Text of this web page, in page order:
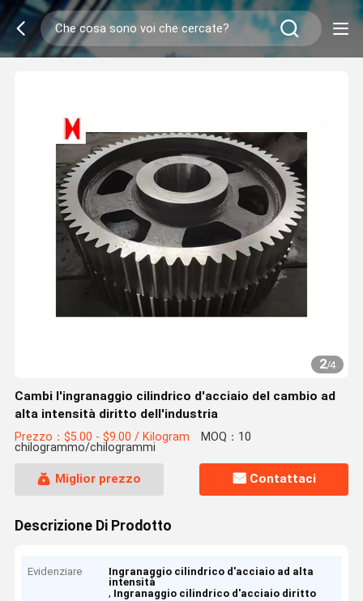
2/4
Cambi l'ingranaggio cilindrico d'acciaio del cambio ad
alta intensità diritto dell'industria
Prezzo：$5.00 - $9.00 / Kilogram MOQ：10
chilogrammo/chilogrammi
Miglior prezzo Contattaci
Descrizione Di Prodotto
Evidenziare
Ingranaggio cilindrico d'acciaio ad alta
intensità
, Ingranaggio cilindrico d'acciaio diritto